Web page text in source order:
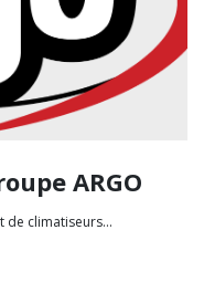
ARGO
de climatiseurs...